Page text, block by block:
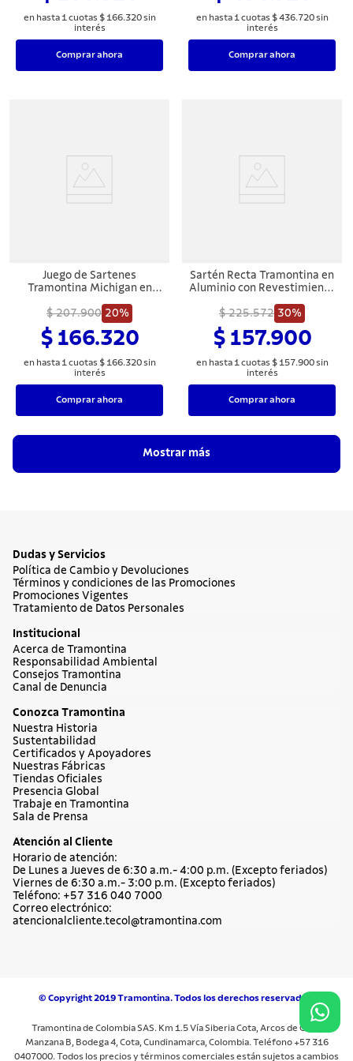
en hasta 1 cuotas $ 166.320sin
interés
Comprar ahora
en hasta 1 cuotas $ 436.720sin
interés
Comprar ahora
Juego de Sartenes
Tramontina Michigan en
Interno y Externo con
Antiadherente Starflon Max
Verde Oliva 3 Piezas
$ 207.900 20%
$ 166.320
en hasta 1 cuotas $ 166.320sin
interés
Comprar ahora
Sartén Recta Tramontina en
Aluminio con Revestimiento
Starflon Max y Externo de
Silicona Rojo 30 cm 4,9 L
$ 225.572 30%
$ 157.900
en hasta 1 cuotas $ 157.900sin
interés
Comprar ahora
Mostrar más
Dudas y Servicios
Política de Cambio y Devoluciones
Términos y condiciones de las Promociones
Promociones Vigentes
Tratamiento de Datos Personales
Institucional
Acerca de Tramontina
Responsabilidad Ambiental
Consejos Tramontina
Canal de Denuncia
Conozca Tramontina
Nuestra Historia
Sustentabilidad
Certificados y Apoyadores
Nuestras Fábricas
Tiendas Oficiales
Presencia Global
Trabaje en Tramontina
Sala de Prensa
Atención al Cliente
Horario de atención:
De Lunes a Jueves de 6:30 a.m.- 4:00 p.m. (Excepto feriados)
Viernes de 6:30 a.m.- 3:00 p.m. (Excepto feriados)
Teléfono: +57 316 040 7000
Correo electrónico:
atencionalcliente.tecol@tramontina.com
© Copyright 2019 Tramontina. Todos los derechos reservados.
Tramontina de Colombia SAS. Km 1.5 Vía Siberia Cota, Arcos de Cota,
Manzana B, Bodega 4, Cota, Cundinamarca, Colombia. Teléfono +57 316
0407000. Todos los precios y términos comerciales están sujetos a cambios